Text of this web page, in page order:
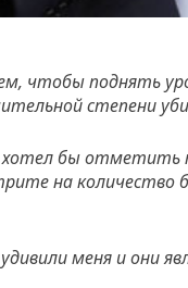
чтобы поднять
степени
хотел бы
на количество
меня и они